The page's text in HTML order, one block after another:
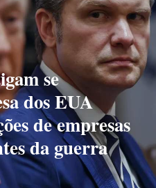
se
dos EUA
de empresas
da guerra